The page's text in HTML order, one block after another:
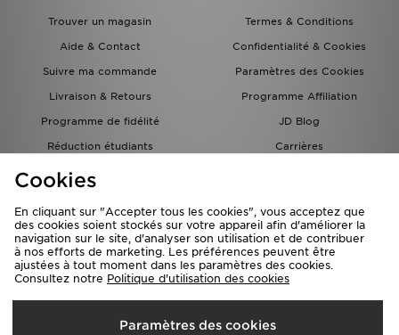
Trouver un magasin
Termes & Conditions
Aide & Contact
Confidentialité & Cookies
Suivre ma commande
Paramètres des Cookies
Livraison & Retours
Programme Affiliation
Programme de fidélité
JD Blog
Réduction étudiants
Carrières
Carte Cadeau
Livraison Vers
France
Cookies
En cliquant sur "Accepter tous les cookies", vous acceptez que
des cookies soient stockés sur votre appareil afin d'améliorer la
navigation sur le site, d'analyser son utilisation et de contribuer
à nos efforts de marketing. Les préférences peuvent être
ajustées à tout moment dans les paramètres des cookies.
Consultez notre Politique d'utilisation des cookies
Paramètres des cookies